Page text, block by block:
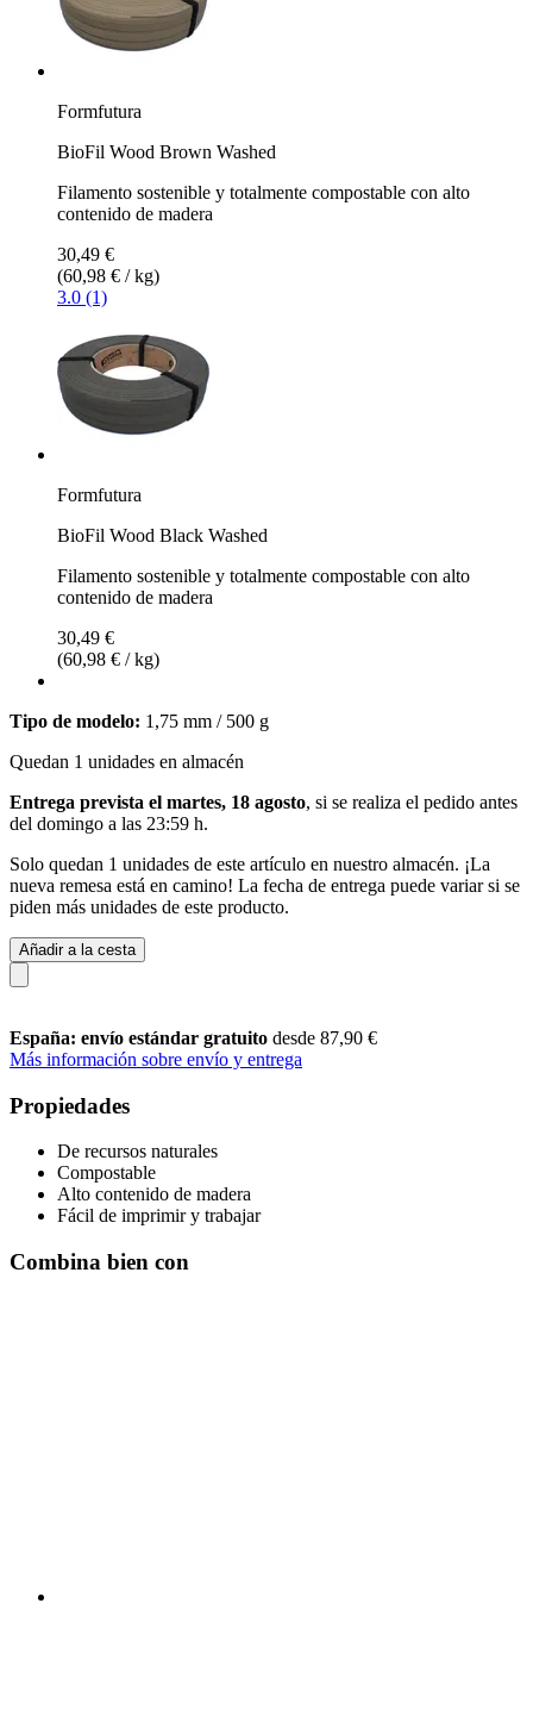
Formfutura
BioFil Wood Brown Washed
Filamento sostenible y totalmente compostable con alto
contenido de madera
30,49 €
(60,98 € / kg)
3.0 (1)
Formfutura
BioFil Wood Black Washed
Filamento sostenible y totalmente compostable con alto
contenido de madera
30,49 €
(60,98 € / kg)
Tipo de modelo: 1,75 mm / 500 g
Quedan 1 unidades en almacén
Entrega prevista el martes, 18 agosto, si se realiza el pedido antes
del domingo a las 23:59 h.
Solo quedan 1 unidades de este artículo en nuestro almacén. ¡La
nueva remesa está en camino! La fecha de entrega puede variar si se
piden más unidades de este producto.
Añadir a la cesta
España: envío estándar gratuito desde 87,90 €
Más información sobre envío y entrega
Propiedades
De recursos naturales
Compostable
Alto contenido de madera
Fácil de imprimir y trabajar
Combina bien con